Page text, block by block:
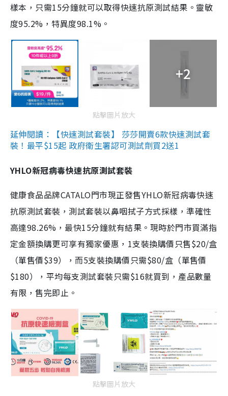
樣本，只需15分鐘就可以取得快速抗原測試結果。靈敏
度95.2%，特異度98.1%。
+2
點擊圖片放大
延伸閱讀：【快速測試套裝】 莎莎開賣6款快速測試套
裝！最平$15起 政府衛生署認可測試劑買2送1
YHLO新冠病毒快速抗原測試套裝
健康食品品牌CATALO門市現正發售YHLO新冠病毒快速
抗原測試套裝，測試套裝以鼻咽拭子方式採樣，準確性
高達98.26%，最快15分鐘就有結果。現時於門市買滿指
定金額換購更可享有獨家優惠，1支裝換購價只售$20/盒
（單售價$39），而5支裝換購價只需$80/盒（單售價
$180），平均每支測試套裝只需$16就買到，產品數量
有限，售完即止。
點擊圖片放大